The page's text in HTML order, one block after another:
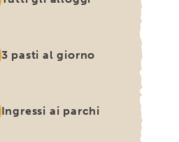
3 pasti al giorno
Ingressi ai parchi